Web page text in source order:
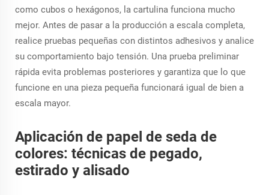
como cubos o hexágonos, la cartulina funciona mucho
mejor. Antes de pasar a la producción a escala completa,
realice pruebas pequeñas con distintos adhesivos y analice
su comportamiento bajo tensión. Una prueba preliminar
rápida evita problemas posteriores y garantiza que lo que
funcione en una pieza pequeña funcionará igual de bien a
escala mayor.
Aplicación de papel de seda de
colores: técnicas de pegado,
estirado y alisado